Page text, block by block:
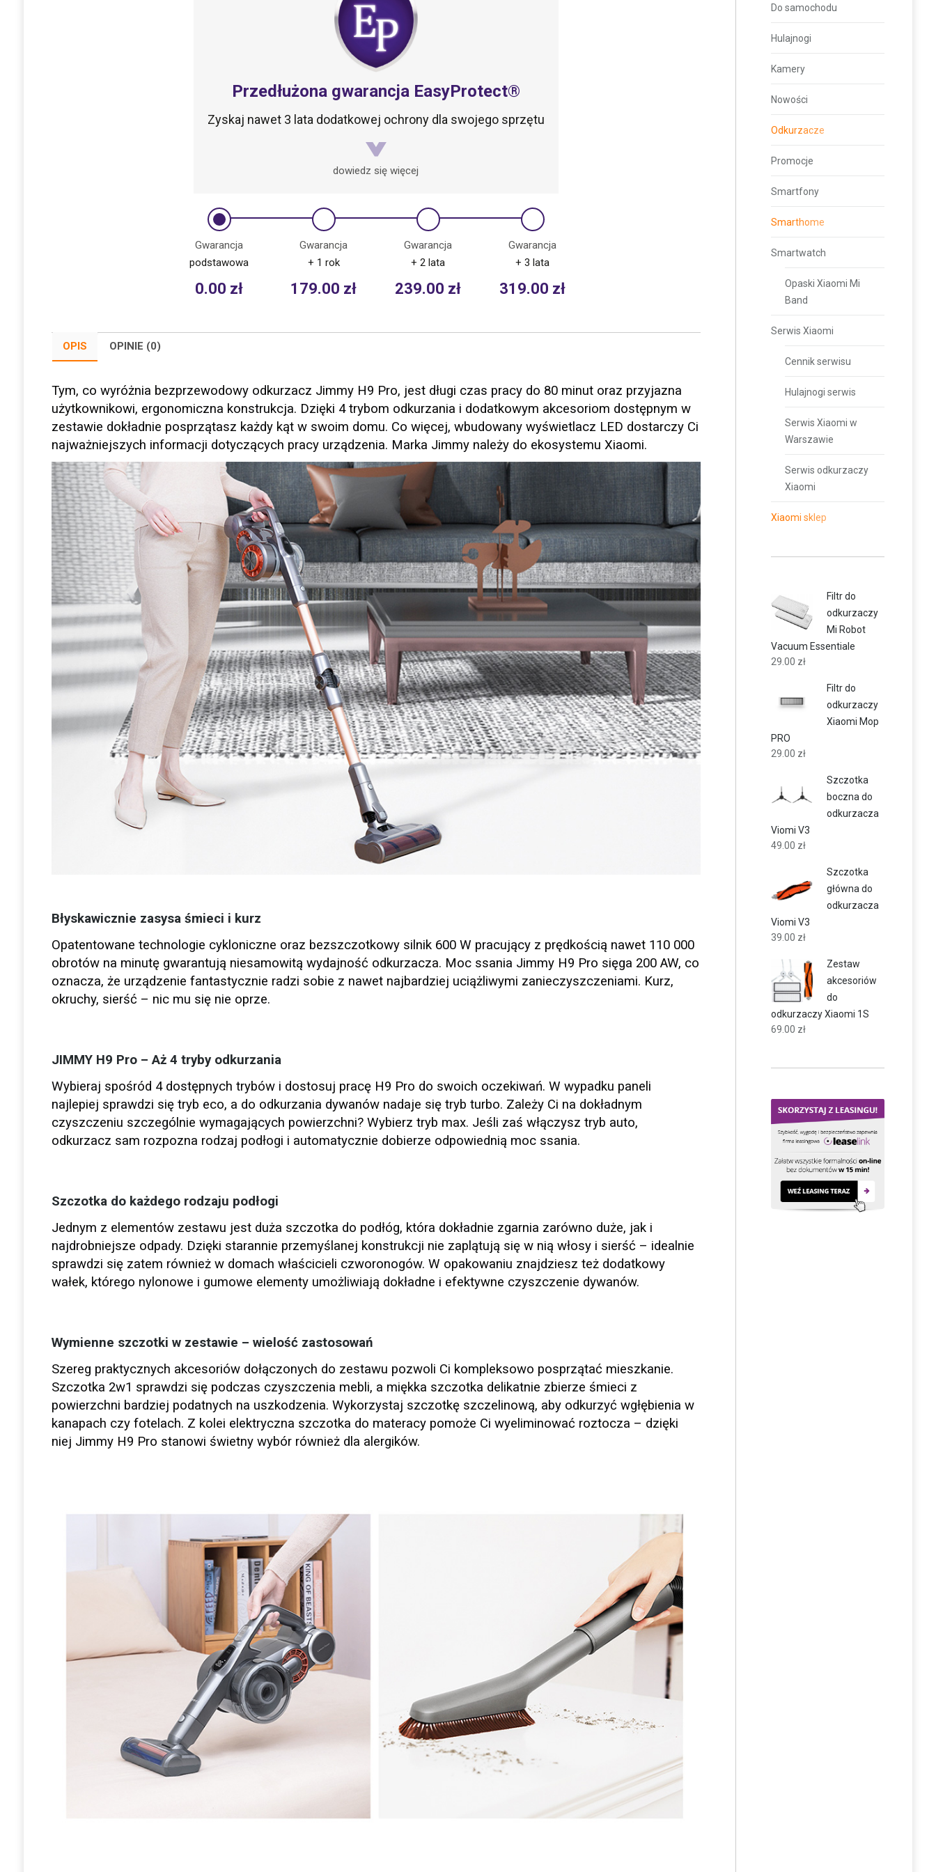
Przedłużona gwarancja EasyProtect®
Zyskaj nawet 3 lata dodatkowej ochrony dla swojego sprzętu
dowiedz się więcej
Gwarancja
podstawowa
0.00 zł
Gwarancja
+ 1 rok
179.00 zł
Gwarancja
+ 2 lata
239.00 zł
Gwarancja
+ 3 lata
319.00 zł
OPIS OPINIE (0)
Tym, co wyróżnia bezprzewodowy odkurzacz Jimmy H9 Pro, jest długi czas pracy do 80 minut oraz przyjazna
użytkownikowi, ergonomiczna konstrukcja. Dzięki 4 trybom odkurzania i dodatkowym akcesoriom dostępnym w
zestawie dokładnie posprzątasz każdy kąt w swoim domu. Co więcej, wbudowany wyświetlacz LED dostarczy Ci
najważniejszych informacji dotyczących pracy urządzenia. Marka Jimmy należy do ekosystemu Xiaomi.
Błyskawicznie zasysa śmieci i kurz
Opatentowane technologie cykloniczne oraz bezszczotkowy silnik 600 W pracujący z prędkością nawet 110 000
obrotów na minutę gwarantują niesamowitą wydajność odkurzacza. Moc ssania Jimmy H9 Pro sięga 200 AW, co
oznacza, że urządzenie fantastycznie radzi sobie z nawet najbardziej uciążliwymi zanieczyszczeniami. Kurz,
okruchy, sierść – nic mu się nie oprze.
JIMMY H9 Pro – Aż 4 tryby odkurzania
Wybieraj spośród 4 dostępnych trybów i dostosuj pracę H9 Pro do swoich oczekiwań. W wypadku paneli
najlepiej sprawdzi się tryb eco, a do odkurzania dywanów nadaje się tryb turbo. Zależy Ci na dokładnym
czyszczeniu szczególnie wymagających powierzchni? Wybierz tryb max. Jeśli zaś włączysz tryb auto,
odkurzacz sam rozpozna rodzaj podłogi i automatycznie dobierze odpowiednią moc ssania.
Szczotka do każdego rodzaju podłogi
Jednym z elementów zestawu jest duża szczotka do podłóg, która dokładnie zgarnia zarówno duże, jak i
najdrobniejsze odpady. Dzięki starannie przemyślanej konstrukcji nie zaplątują się w nią włosy i sierść – idealnie
sprawdzi się zatem również w domach właścicieli czworonogów. W opakowaniu znajdziesz też dodatkowy
wałek, którego nylonowe i gumowe elementy umożliwiają dokładne i efektywne czyszczenie dywanów.
Wymienne szczotki w zestawie – wielość zastosowań
Szereg praktycznych akcesoriów dołączonych do zestawu pozwoli Ci kompleksowo posprzątać mieszkanie.
Szczotka 2w1 sprawdzi się podczas czyszczenia mebli, a miękka szczotka delikatnie zbierze śmieci z
powierzchni bardziej podatnych na uszkodzenia. Wykorzystaj szczotkę szczelinową, aby odkurzyć wgłębienia w
kanapach czy fotelach. Z kolei elektryczna szczotka do materacy pomoże Ci wyeliminować roztocza – dzięki
niej Jimmy H9 Pro stanowi świetny wybór również dla alergików.
Do samochodu
Hulajnogi
Kamery
Nowości
Odkurzacze
Promocje
Smartfony
Smarthome
Smartwatch
Opaski Xiaomi Mi
Band
Serwis Xiaomi
Cennik serwisu
Hulajnogi serwis
Serwis Xiaomi w
Warszawie
Serwis odkurzaczy
Xiaomi
Xiaomi sklep
Filtr do
odkurzaczy
Mi Robot
Vacuum Essentiale
29.00 zł
Filtr do
odkurzaczy
Xiaomi Mop
PRO
29.00 zł
Szczotka
boczna do
odkurzacza
Viomi V3
49.00 zł
Szczotka
główna do
odkurzacza
Viomi V3
39.00 zł
Zestaw
akcesoriów
do
odkurzaczy Xiaomi 1S
69.00 zł